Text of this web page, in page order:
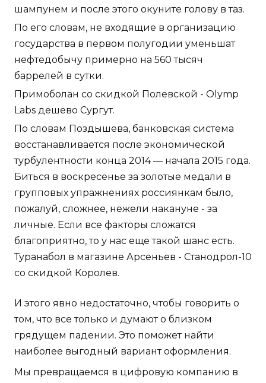
шампунем и после этого окуните голову в таз.
По его словам, не входящие в организацию
государства в первом полугодии уменьшат
нефтедобычу примерно на 560 тысяч
баррелей в сутки.
Примоболан со скидкой Полевской - Olymp
Labs дешево Сургут.
По словам Поздышева, банковская система
восстанавливается после экономической
турбулентности конца 2014 — начала 2015 года.
Биться в воскресенье за золотые медали в
групповых упражнениях россиянкам было,
пожалуй, сложнее, нежели накануне - за
личные. Если все факторы сложатся
благоприятно, то у нас еще такой шанс есть.
Туранабол в магазине Арсеньев - Станодрол-10
со скидкой Королев.
И этого явно недостаточно, чтобы говорить о
том, что все только и думают о близком
грядущем падении. Это поможет найти
наиболее выгодный вариант оформления.
Мы превращаемся в цифровую компанию в